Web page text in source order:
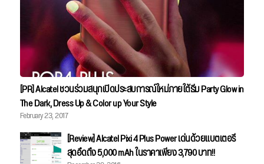
[PR] Alcatel ชวนร่วมสนุกเปิดประสบการณ์ใหม่ภายใต้ธีม Party Glow in
The Dark, Dress Up & Color up Your Style
February 23, 2017
[Review] Alcatel Pixi 4 Plus Power เด่นด้วยแบตเตอรี่
สุดอึดถึง 5,000 mAh ในราคาเพียง 3,790 บาท!!